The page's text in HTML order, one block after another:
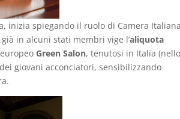
inizia spiegando il ruolo di Camera Italiana
in alcuni stati membri vige l’aliquota
Green Salon, tenutosi in Italia (nello
giovani acconciatori, sensibilizzando